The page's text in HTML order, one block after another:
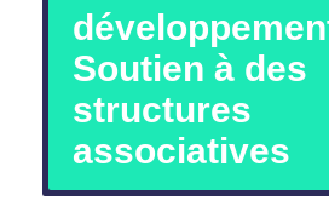
Soutien à des
structures
associatives